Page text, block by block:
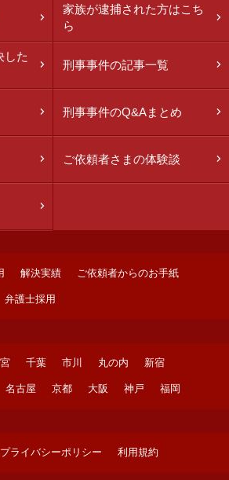
家族が逮捕された方はこち
ら
した
刑事事件の記事一覧
刑事事件のQ&Aまとめ
ご依頼者さまの体験談
解決実績 ご依頼者からのお手紙
弁護士採用
千葉 市川 丸の内 新宿
名古屋 京都 大阪 神戸 福岡
プライバシーポリシー 利用規約